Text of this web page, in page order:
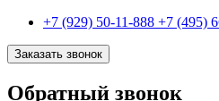
+7 (929) 50-11-888 +7 (495)
Заказать звонок
Обратный звонок